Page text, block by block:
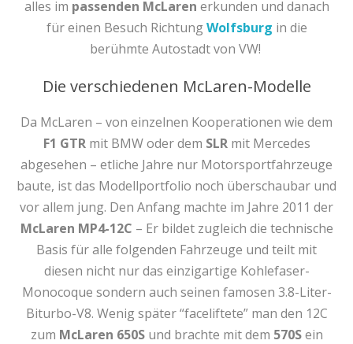
alles im passenden McLaren erkunden und danach
für einen Besuch RichtungWolfsburg in die
berühmte Autostadt von VW!
Die verschiedenen McLaren-Modelle
Da McLaren – von einzelnen Kooperationen wie dem
F1 GTRmit BMW oder dem SLRmit Mercedes
abgesehen – etliche Jahre nur Motorsportfahrzeuge
baute, ist das Modellportfolio noch überschaubar und
vor allem jung. Den Anfang machte im Jahre 2011 der
McLaren MP4-12C – Er bildet zugleich die technische
Basis für alle folgenden Fahrzeuge und teilt mit
diesen nicht nur das einzigartige Kohlefaser-
Monocoque sondern auch seinen famosen 3.8-Liter-
Biturbo-V8. Wenig später “faceliftete” man den 12C
zum McLaren 650Sund brachte mit dem 570Sein